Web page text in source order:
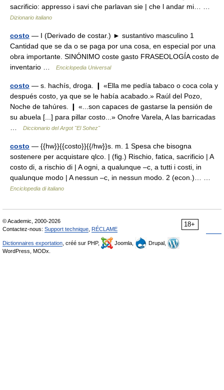
sacrificio: appresso i savi che parlavan sie | che l andar mi… …
Dizionario italiano
costo — I (Derivado de costar.) ► sustantivo masculino 1
Cantidad que se da o se paga por una cosa, en especial por una
obra importante. SINÓNIMO coste gasto FRASEOLOGÍA costo de
inventario …
Enciclopedia Universal
costo — s. hachís, droga. ❙ «Ella me pedía tabaco o coca cola y
después costo, ya que se le había acabado.» Raúl del Pozo,
Noche de tahúres. ❙ «...son capaces de gastarse la pensión de
su abuela [...] para pillar costo...» Onofre Varela, A las barricadas
Diccionario del Argot "El Sohez"
costo — {{hw}}{{costo}}{{/hw}}s. m. 1 Spesa che bisogna
sostenere per acquistare qlco. | (fig.) Rischio, fatica, sacrificio | A
costo di, a rischio di | A ogni, a qualunque –c, a tutti i costi, in
qualunque modo | A nessun –c, in nessun modo. 2 (econ.)… …
Enciclopedia di italiano
18+
© Academic, 2000-2026
Contactez-nous: Support technique RÉCLAME
Dictionnaires exportation , créé sur PHP, Joomla,
Drupal,
WordPress, MODx.